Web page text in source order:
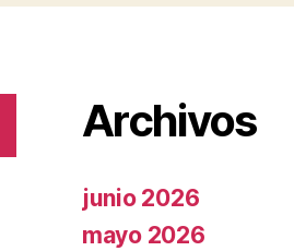
Archivos
junio 2026
mayo 2026